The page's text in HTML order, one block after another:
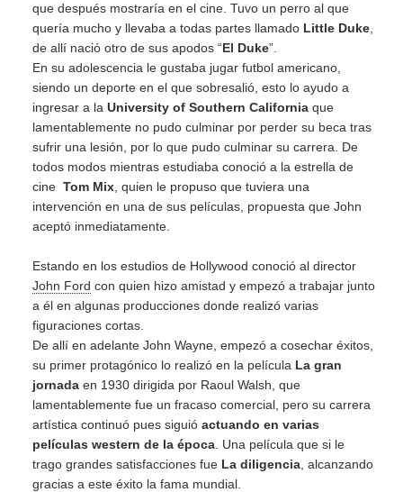
que después mostraría en el cine. Tuvo un perro al que
quería mucho y llevaba a todas partes llamado Little Duke
de allí nació otro de sus apodos “El Duke”.
En su adolescencia le gustaba jugar futbol americano,
siendo un deporte en el que sobresalió, esto lo ayudo a
ingresar a la University of Southern California que
lamentablemente no pudo culminar por perder su beca tras
sufrir una lesión, por lo que pudo culminar su carrera. De
todos modos mientras estudiaba conoció a la estrella de
cine Tom Mix , quien le propuso que tuviera una
intervención en una de sus películas, propuesta que John
aceptó inmediatamente.
Estando en los estudios de Hollywood conoció al director
John Ford con quien hizo amistad y empezó a trabajar junto
a él en algunas producciones donde realizó varias
figuraciones cortas.
De allí en adelante John Wayne, empezó a cosechar éxitos,
su primer protagónico lo realizó en la película La gran
jornada en 1930 dirigida por Raoul Walsh, que
lamentablemente fue un fracaso comercial, pero su carrera
artística continuó pues siguió actuando en varias
películas western de la época . Una película que si le
trago grandes satisfacciones fue La diligencia , alcanzando
gracias a este éxito la fama mundial.